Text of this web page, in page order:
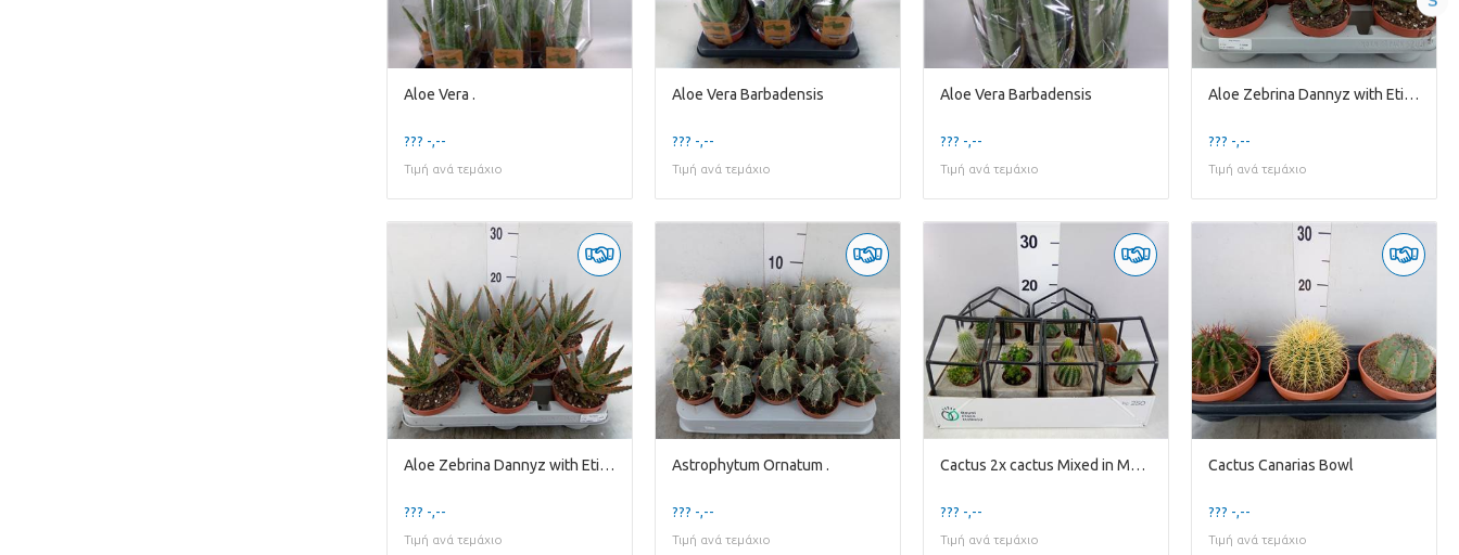
Aloe Vera .
??? -,--
Τιμή ανά τεμάχιο
Aloe Vera Barbadensis
??? -,--
Τιμή ανά τεμάχιο
Aloe Vera Barbadensis
??? -,--
Τιμή ανά τεμάχιο
Aloe Zebrina Dannyz with Etiket
??? -,--
Τιμή ανά τεμάχιο
Aloe Zebrina Dannyz with Etiket
??? -,--
Τιμή ανά τεμάχιο
Astrophytum Ornatum .
??? -,--
Τιμή ανά τεμάχιο
Cactus 2x cactus Mixed in Metalen Huisplanter
??? -,--
Τιμή ανά τεμάχιο
Cactus Canarias Bowl
??? -,--
Τιμή ανά τεμάχιο